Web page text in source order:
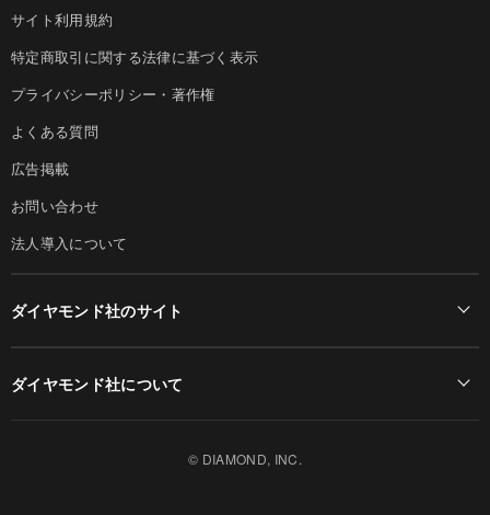
サイト利用規約
特定商取引に関する法律に基づく表示
プライバシーポリシー・著作権
よくある質問
広告掲載
お問い合わせ
法人導入について
ダイヤモンド社のサイト
ダイヤモンド社について
© DIAMOND, INC.